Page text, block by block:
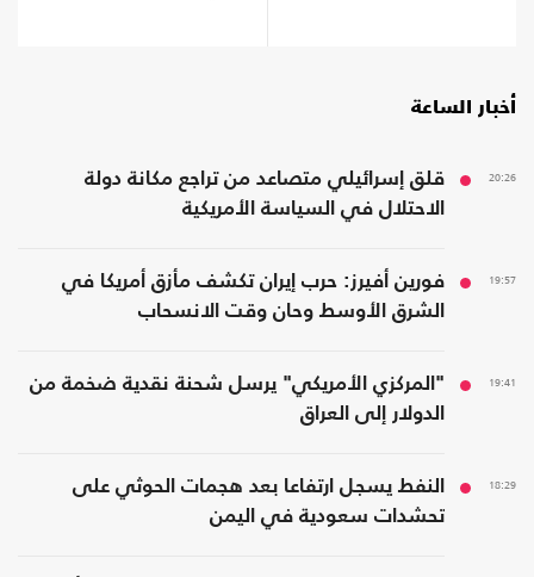
أخبار الساعة
20:26
قلق إسرائيلي متصاعد من تراجع مكانة دولة
الاحتلال في السياسة الأمريكية
19:57
فورين أفيرز: حرب إيران تكشف مأزق أمريكا في
الشرق الأوسط وحان وقت الانسحاب
19:41
"المركزي الأمريكي" يرسل شحنة نقدية ضخمة من
الدولار إلى العراق
18:29
النفط يسجل ارتفاعا بعد هجمات الحوثي على
تحشدات سعودية في اليمن